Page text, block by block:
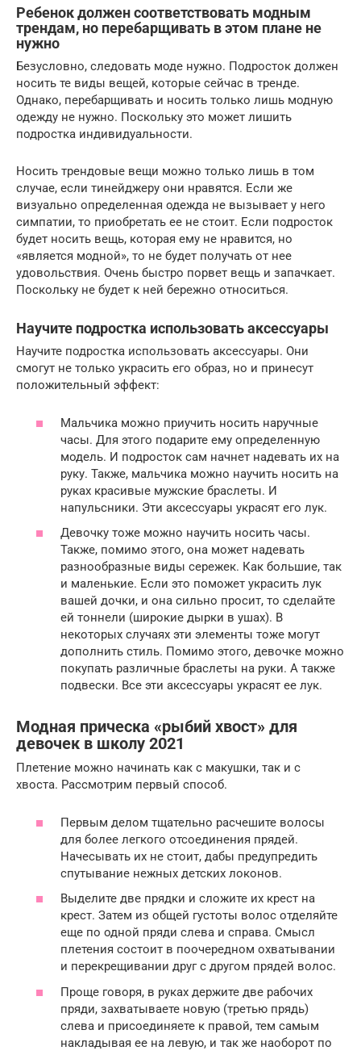
Ребенок должен соответствовать модным
трендам, но перебарщивать в этом плане не
нужно
Безусловно, следовать моде нужно. Подросток должен
носить те виды вещей, которые сейчас в тренде.
Однако, перебарщивать и носить только лишь модную
одежду не нужно. Поскольку это может лишить
подростка индивидуальности.
Носить трендовые вещи можно только лишь в том
случае, если тинейджеру они нравятся. Если же
визуально определенная одежда не вызывает у него
симпатии, то приобретать ее не стоит. Если подросток
будет носить вещь, которая ему не нравится, но
«является модной», то не будет получать от нее
удовольствия. Очень быстро порвет вещь и запачкает.
Поскольку не будет к ней бережно относиться.
Научите подростка использовать аксессуары
Научите подростка использовать аксессуары. Они
смогут не только украсить его образ, но и принесут
положительный эффект:
Мальчика можно приучить носить наручные
часы. Для этого подарите ему определенную
модель. И подросток сам начнет надевать их на
руку. Также, мальчика можно научить носить на
руках красивые мужские браслеты. И
напульсники. Эти аксессуары украсят его лук.
Девочку тоже можно научить носить часы.
Также, помимо этого, она может надевать
разнообразные виды сережек. Как большие, так
и маленькие. Если это поможет украсить лук
вашей дочки, и она сильно просит, то сделайте
ей тоннели (широкие дырки в ушах). В
некоторых случаях эти элементы тоже могут
дополнить стиль. Помимо этого, девочке можно
покупать различные браслеты на руки. А также
подвески. Все эти аксессуары украсят ее лук.
Модная прическа «рыбий хвост» для
девочек в школу 2021
Плетение можно начинать как с макушки, так и с
хвоста. Рассмотрим первый способ.
Первым делом тщательно расчешите волосы
для более легкого отсоединения прядей.
Начесывать их не стоит, дабы предупредить
спутывание нежных детских локонов.
Выделите две прядки и сложите их крест на
крест. Затем из общей густоты волос отделяйте
еще по одной пряди слева и справа. Смысл
плетения состоит в поочередном охватывании
и перекрещивании друг с другом прядей волос.
Проще говоря, в руках держите две рабочих
пряди, захватываете новую (третью прядь)
слева и присоединяете к правой, тем самым
накладывая ее на левую, и так же наоборот по